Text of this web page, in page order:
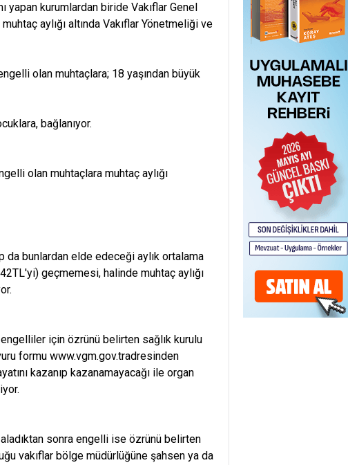
yapan kurumlardan biride Vakıflar Genel
aylığı altında Vakıflar Yönetmeliği ve
olan muhtaçlara; 18 yaşından büyük
bağlanıyor.
olan muhtaçlara muhtaç aylığı
da bunlardan elde edeceği aylık ortalama
geçmemesi, halinde muhtaç aylığı
için özrünü belirten sağlık kurulu
formu www.vgm.gov.tradresinden
kazanıp kazanamayacağı ile organ
sonra engelli ise özrünü belirten
vakıflar bölge müdürlüğüne şahsen ya da